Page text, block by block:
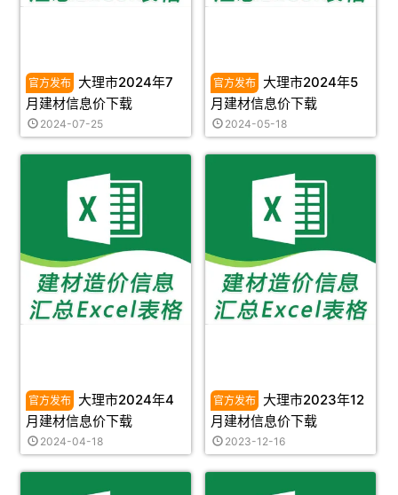
大理市2024年7
月建材信息价下载
2024-07-25
大理市2024年5
月建材信息价下载
2024-05-18
大理市2024年4
月建材信息价下载
2024-04-18
大理市2023年12
月建材信息价下载
2023-12-16